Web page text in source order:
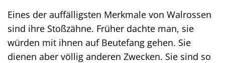
Eines der auffälligsten Merkmale von Walrossen
sind ihre Stoßzähne. Früher dachte man, sie
würden mit ihnen auf Beutefang gehen. Sie
dienen aber völlig anderen Zwecken. Sie sind so